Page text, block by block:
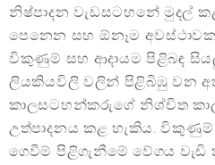
නිෂ්පාදන වැඩසටහනේ මුදල්
පෙනෙන සහ ඕනෑම
විකුණුම් සහ ආදායම පිළිබඳ
ලියකියවිලි වලින් පිළිබිඹු වන
කාලසටහන්කරුගේ නිශ්චිත
උත්පාදනය කළ හැකිය.
ගෙවීම් පිළිගැනීමේ වේගය වැඩි